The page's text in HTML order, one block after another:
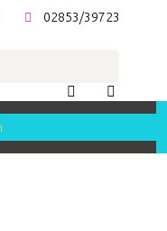
02853/39723